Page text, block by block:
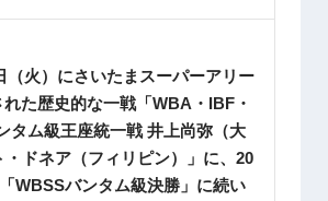
（火）にさいたまスーパーアリー
た歴史的な一戦「WBA・IBF・
タム級王座統一戦 井上尚弥（大
ドネア（フィリピン）」に、20
WBSSバンタム級決勝」に続い